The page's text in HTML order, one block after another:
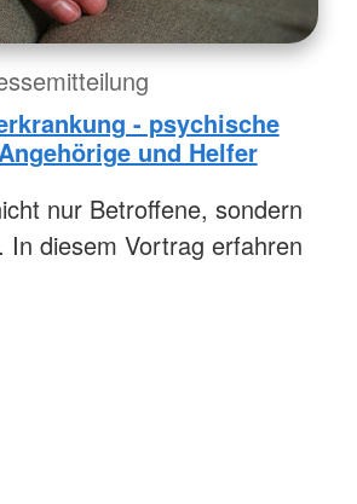
- psychische
und Helfer
nur Betroffene, sondern
In diesem Vortrag erfahren